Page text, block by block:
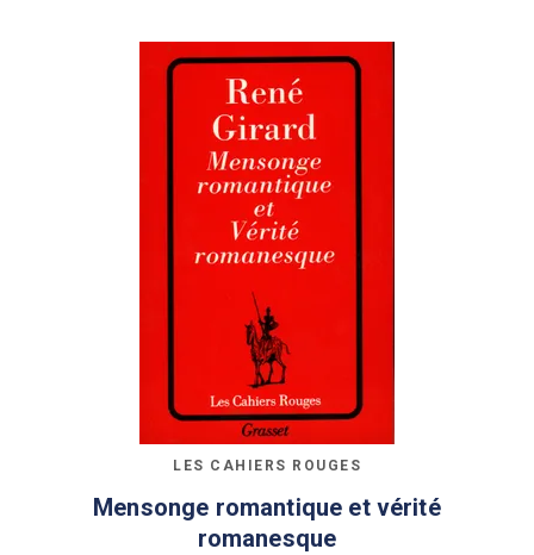
LES CAHIERS ROUGES
Mensonge romantique et vérité
romanesque